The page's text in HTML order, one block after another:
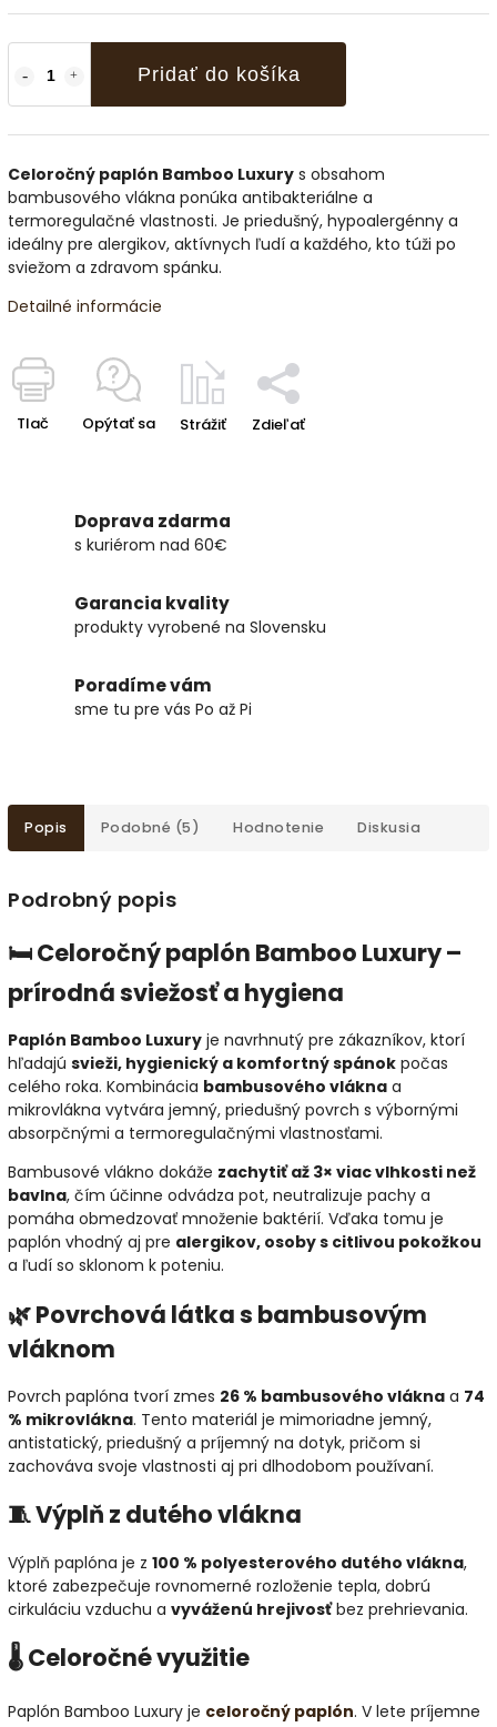
Pridať do košíka
Celoročný paplón Bamboo Luxury s obsahom
bambusového vlákna ponúka antibakteriálne a
termoregulačné vlastnosti. Je priedušný, hypoalergénny a
ideálny pre alergikov, aktívnych ľudí a každého, kto túži po
sviežom a zdravom spánku.
Detailné informácie
Tlač Opýtať sa Strážiť Zdieľať
Doprava zdarma
s kuriérom nad 60€
Garancia kvality
produkty vyrobené na Slovensku
Poradíme vám
sme tu pre vás Po až Pi
Popis Podobné (5) Hodnotenie Diskusia
Podrobný popis
🛏️ Celoročný paplón Bamboo Luxury –
prírodná sviežosť a hygiena
Paplón Bamboo Luxury je navrhnutý pre zákazníkov, ktorí
hľadajú svieži, hygienický a komfortný spánok počas
celého roka. Kombinácia bambusového vlákna a
mikrovlákna vytvára jemný, priedušný povrch s výbornými
absorpčnými a termoregulačnými vlastnosťami.
Bambusové vlákno dokáže zachytiť až 3× viac vlhkosti než
bavlna, čím účinne odvádza pot, neutralizuje pachy a
pomáha obmedzovať množenie baktérií. Vďaka tomu je
paplón vhodný aj pre alergikov, osoby s citlivou pokožkou
a ľudí so sklonom k poteniu.
🌿 Povrchová látka s bambusovým
vláknom
Povrch paplóna tvorí zmes 26 % bambusového vlákna a 74
% mikrovlákna. Tento materiál je mimoriadne jemný,
antistatický, priedušný a príjemný na dotyk, pričom si
zachováva svoje vlastnosti aj pri dlhodobom používaní.
🧵 Výplň z dutého vlákna
Výplň paplóna je z 100 % polyesterového dutého vlákna,
ktoré zabezpečuje rovnomerné rozloženie tepla, dobrú
cirkuláciu vzduchu a vyváženú hrejivosťbez prehrievania.
🌡️ Celoročné využitie
Paplón Bamboo Luxury je celoročný paplón. V lete príjemne